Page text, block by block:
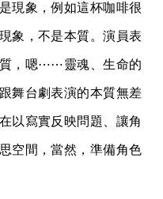
現象，例如這杯咖啡很
象，不是本質。演員表
，嗯⋯⋯靈魂、生命的
舞台劇表演的本質無差
以寫實反映問題、讓角
空間，當然，準備角色